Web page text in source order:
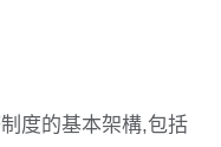
度的基本架構,包括